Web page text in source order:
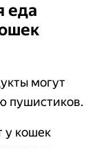
еда
могут
пушистиков.
у кошек